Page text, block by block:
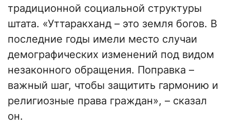
традиционной социальной структуры
штата. «Уттаракханд – это земля богов. В
последние годы имели место случаи
демографических изменений под видом
незаконного обращения. Поправка –
важный шаг, чтобы защитить гармонию и
религиозные права граждан», – сказал
он.